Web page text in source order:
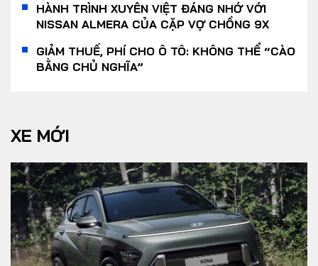
HÀNH TRÌNH XUYÊN VIỆT ĐÁNG NHỚ VỚI
NISSAN ALMERA CỦA CẶP VỢ CHỒNG 9X
GIẢM THUẾ, PHÍ CHO Ô TÔ: KHÔNG THỂ “CÀO
BẰNG CHỦ NGHĨA”
XE MỚI